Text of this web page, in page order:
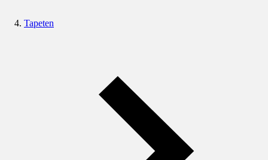
Tapeten